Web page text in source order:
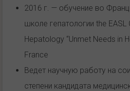
2016 г. — обучение во
школе гепатологии the
Hepatology “Unmet Needs in
France
Ведет научную работу на
степени кандидата